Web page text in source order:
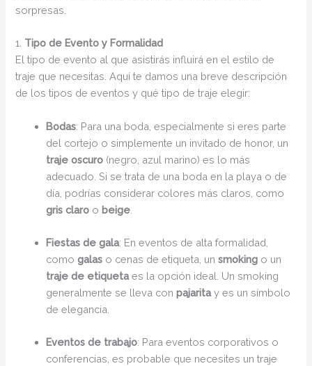
sorpresas.
1. Tipo de Evento y Formalidad
El tipo de evento al que asistirás influirá en el estilo de
traje que necesitas. Aquí te damos una breve descripción
de los tipos de eventos y qué tipo de traje elegir:
Bodas: Para una boda, especialmente si eres parte
del cortejo o simplemente un invitado de honor, un
traje oscuro (negro, azul marino) es lo más
adecuado. Si se trata de una boda en la playa o de
día, podrías considerar colores más claros, como
gris claro o beige
Fiestas de gala: En eventos de alta formalidad,
comogalas o cenas de etiqueta, unsmoking o un
traje de etiquetaes la opción ideal. Un smoking
generalmente se lleva conpajaritay es un símbolo
de elegancia.
Eventos de trabajo: Para eventos corporativos o
conferencias, es probable que necesites un traje